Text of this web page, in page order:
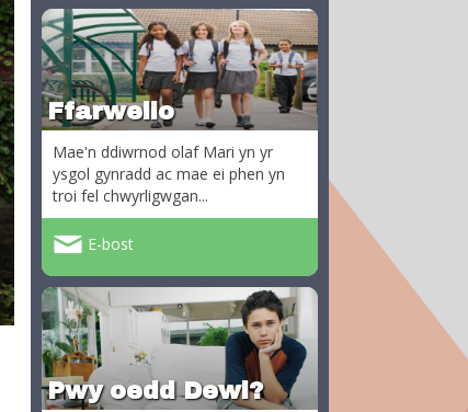
Ffarwelio
Mae'n ddiwrnod olaf Mari yn yr
ysgol gynradd ac mae ei phen yn
troi fel chwyrligwgan...
E-bost
Pwy oedd Dewi?